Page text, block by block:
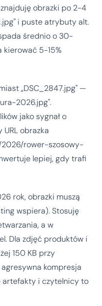
obrazki po 2-4
i puste atrybuty alt.
średnio o 30-
kierować 5-15%
„DSC_2847.jpg" —
2026.jpg".
jako sygnał o
obrazka
rower-szosowy-
lepiej, gdy trafi
rok, obrazki muszą
wspiera). Stosuję
a w
Dla zdjęć produktów i
150 KB przy
kompresja
artefakty i czytelnicy to